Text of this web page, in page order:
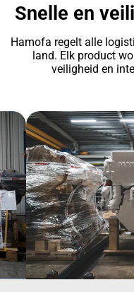
Snelle en
Hamofa regelt alle
land. Elk product
veiligheid en